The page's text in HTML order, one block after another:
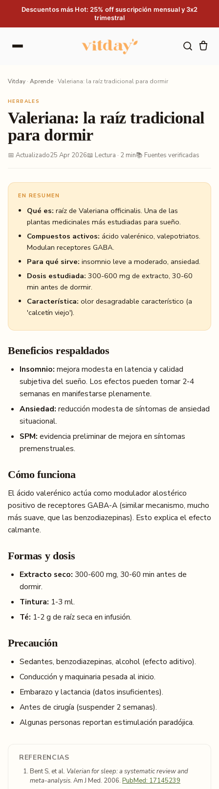
Saltar al contenido
Descuentos más Hot: 25% off suscripción mensual y 3x2
trimestral
Vitday · Aprende · Valeriana: la raíz tradicional para dormir
HERBALES
Valeriana: la raíz tradicional
para dormir
📅 Actualizado25 Apr 2026📖 Lectura · 2 min📚 Fuentes verificadas
EN RESUMEN
Qué es: raíz de Valeriana officinalis. Una de las
plantas medicinales más estudiadas para sueño.
Compuestos activos: ácido valerénico, valepotriatos.
Modulan receptores GABA.
Para qué sirve: insomnio leve a moderado, ansiedad.
Dosis estudiada: 300-600 mg de extracto, 30-60
min antes de dormir.
Característica: olor desagradable característico (a
'calcetín viejo').
Beneficios respaldados
Insomnio: mejora modesta en latencia y calidad
subjetiva del sueño. Los efectos pueden tomar 2-4
semanas en manifestarse plenamente.
Ansiedad: reducción modesta de síntomas de ansiedad
situacional.
SPM: evidencia preliminar de mejora en síntomas
premenstruales.
Cómo funciona
El ácido valerénico actúa como modulador alostérico
positivo de receptores GABA-A (similar mecanismo, mucho
más suave, que las benzodiazepinas). Esto explica el efecto
calmante.
Formas y dosis
Extracto seco: 300-600 mg, 30-60 min antes de
dormir.
Tintura: 1-3 ml.
Té: 1-2 g de raíz seca en infusión.
Precaución
Sedantes, benzodiazepinas, alcohol (efecto aditivo).
Conducción y maquinaria pesada al inicio.
Embarazo y lactancia (datos insuficientes).
Antes de cirugía (suspender 2 semanas).
Algunas personas reportan estimulación paradójica.
REFERENCIAS
Bent S, et al. Valerian for sleep: a systematic review and
meta-analysis. Am J Med. 2006. PubMed: 17145239